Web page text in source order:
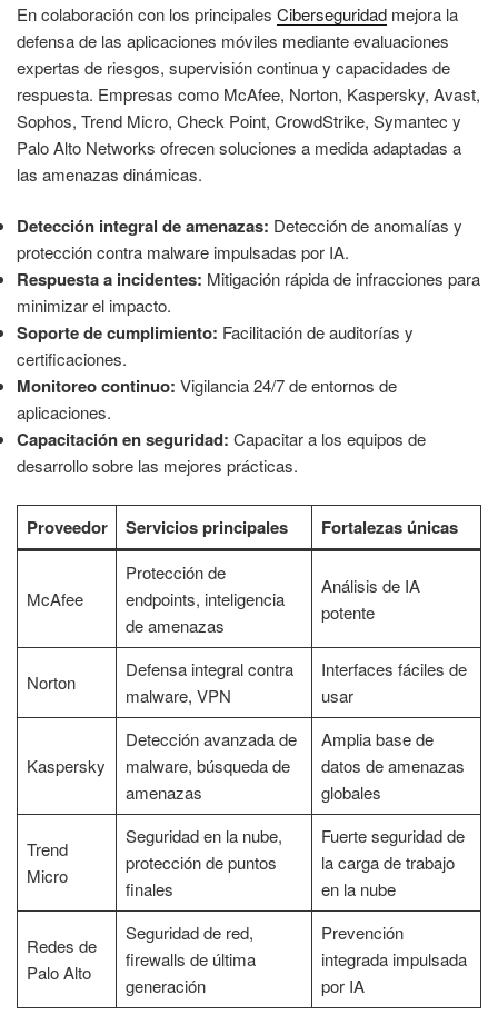
En colaboración con los principales Ciberseguridad mejora la
defensa de las aplicaciones móviles mediante evaluaciones
expertas de riesgos, supervisión continua y capacidades de
respuesta. Empresas como McAfee, Norton, Kaspersky, Avast,
Sophos, Trend Micro, Check Point, CrowdStrike, Symantec y
Palo Alto Networks ofrecen soluciones a medida adaptadas a
las amenazas dinámicas.
Detección integral de amenazas: Detección de anomalías y
protección contra malware impulsadas por IA.
Respuesta a incidentes: Mitigación rápida de infracciones para
minimizar el impacto.
Soporte de cumplimiento: Facilitación de auditorías y
certificaciones.
Monitoreo continuo: Vigilancia 24/7 de entornos de
aplicaciones.
Capacitación en seguridad: Capacitar a los equipos de
desarrollo sobre las mejores prácticas.
Proveedor Servicios principales Fortalezas únicas
McAfee
Protección de
endpoints, inteligencia
de amenazas
Análisis de IA
potente
Norton
Defensa integral contra
malware, VPN
Interfaces fáciles de
usar
Kaspersky
Detección avanzada de
malware, búsqueda de
amenazas
Amplia base de
datos de amenazas
globales
Trend
Micro
Seguridad en la nube,
protección de puntos
finales
Fuerte seguridad de
la carga de trabajo
en la nube
Redes de
Palo Alto
Seguridad de red,
firewalls de última
generación
Prevención
integrada impulsada
por IA